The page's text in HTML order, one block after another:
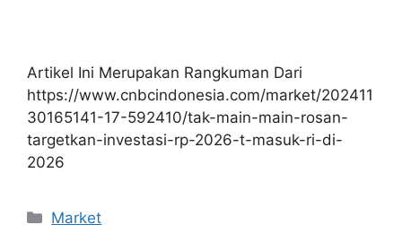
Artikel Ini Merupakan Rangkuman Dari
https://www.cnbcindonesia.com/market/202411
30165141-17-592410/tak-main-main-rosan-
targetkan-investasi-rp-2026-t-masuk-ri-di-
2026
Kategori
Market